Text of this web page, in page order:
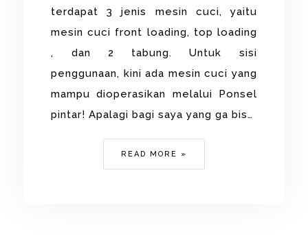
terdapat 3 jenis mesin cuci, yaitu
mesin cuci front loading, top loading
, dan 2 tabung. Untuk sisi
penggunaan, kini ada mesin cuci yang
mampu dioperasikan melalui Ponsel
pintar! Apalagi bagi saya yang ga bis…
READ MORE »